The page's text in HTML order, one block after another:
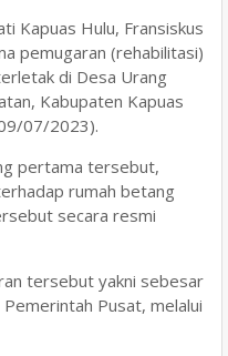
Kapuas Hulu, Fransiskus
pemugaran (rehabilitasi)
di Desa Urang
Kabupaten Kapuas
07/2023).
pertama tersebut,
rumah betang
secara resmi
tersebut yakni sebesar
Pusat, melalui